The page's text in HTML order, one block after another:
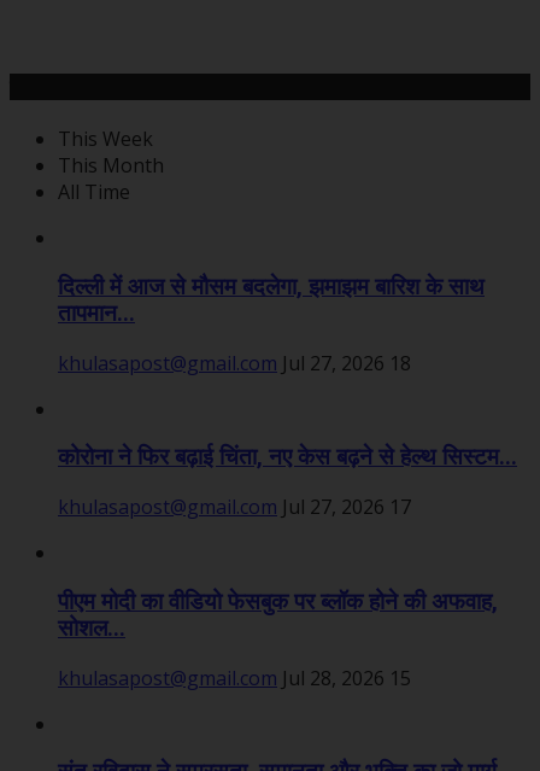
This Week
This Month
All Time
दिल्ली में आज से मौसम बदलेगा, झमाझम बारिश के साथ
तापमान...
khulasapost@gmail.com Jul 27, 2026 18
कोरोना ने फिर बढ़ाई चिंता, नए केस बढ़ने से हेल्थ सिस्टम...
khulasapost@gmail.com Jul 27, 2026 17
पीएम मोदी का वीडियो फेसबुक पर ब्लॉक होने की अफवाह,
सोशल...
khulasapost@gmail.com Jul 28, 2026 15